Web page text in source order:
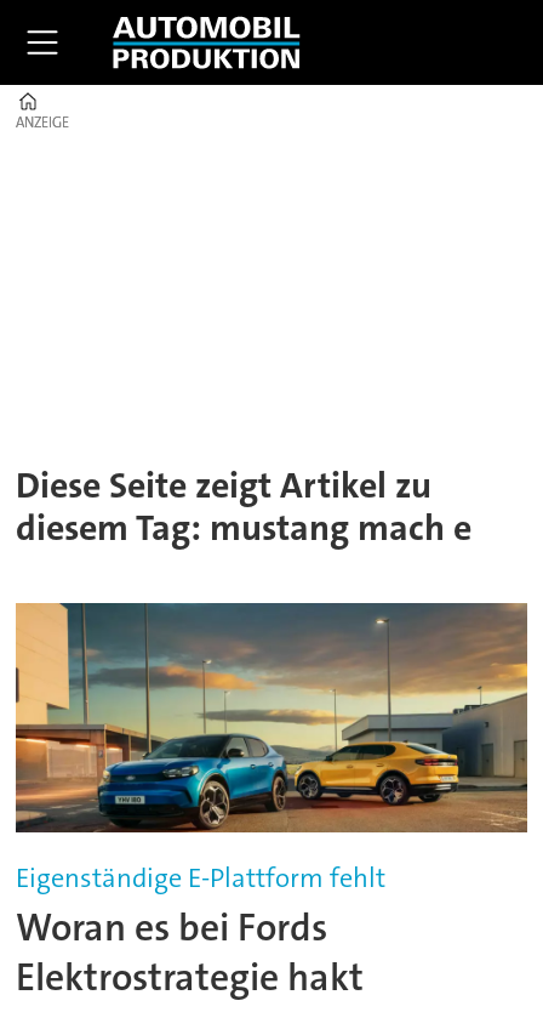
ANZEIGE
ANZEIGE
Diese Seite zeigt Artikel zu
diesem Tag: mustang mach e
Eigenständige E-Plattform fehlt
Woran es bei Fords
Elektrostrategie hakt